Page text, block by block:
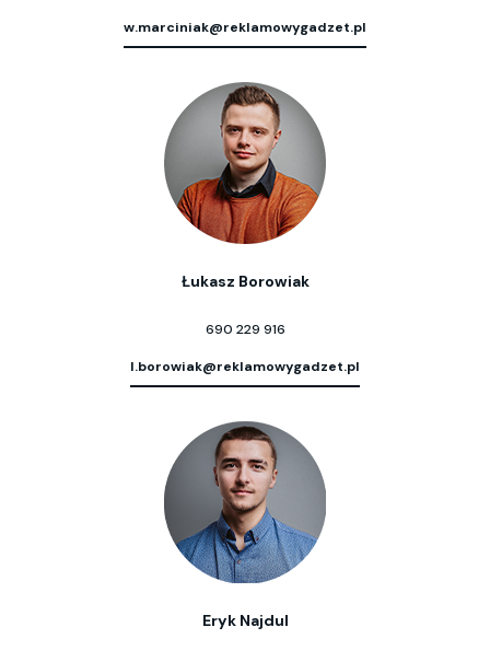
w.marciniak@reklamowygadzet.pl
Łukasz Borowiak
690 229 916
l.borowiak@reklamowygadzet.pl
Eryk Najdul